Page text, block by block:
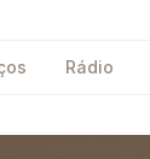
Rádio